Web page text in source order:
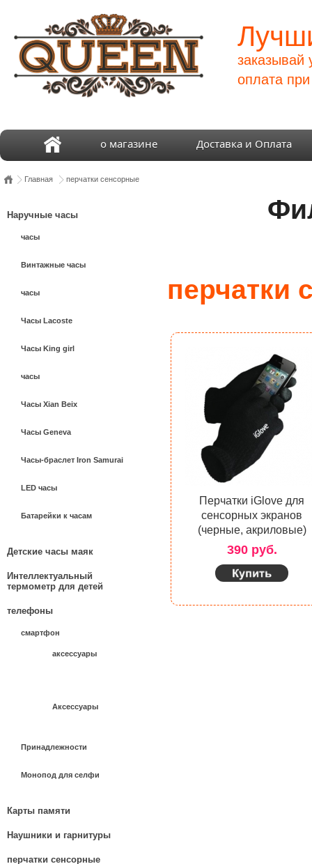
заказывай
оплата
о магазине Доставка и Оплата
Главная перчатки сенсорные
Наручные часы
часы
Винтажные часы
часы
Часы Lacoste
Часы King girl
часы
Часы Xian Beix
Часы Geneva
Часы-браслет Iron Samurai
LED часы
Батарейки к часам
Детские часы маяк
Интеллектуальный
термометр для детей
телефоны
смартфон
аксессуары
Аксессуары
Принадлежности
Монопод для селфи
Карты памяти
Наушники и гарнитуры
перчатки сенсорные
перчатки
Перчатки iGlove для
сенсорных экранов
(черные, акриловые)
390 руб.